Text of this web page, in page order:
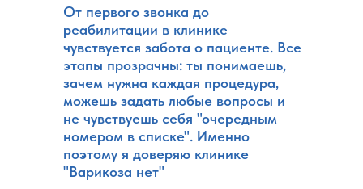
От первого звонка до
реабилитации в клинике
чувствуется забота о пациенте. Все
этапы прозрачны: ты понимаешь,
зачем нужна каждая процедура,
можешь задать любые вопросы и
не чувствуешь себя "очередным
номером в списке". Именно
поэтому я доверяю клинике
"Варикоза нет"